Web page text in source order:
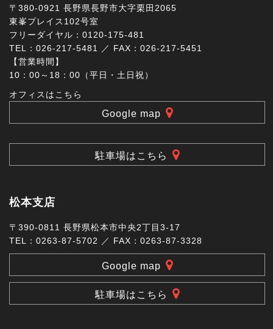
〒380-0921 長野県長野市大字栗田2065
東峯プレイス102号室
フリーダイヤル：0120-175-481
TEL：026-217-5481 ／ FAX：026-217-5451
【営業時間】
10：00～18：00（平日・土日祝）
オフィスはこちら
Google map
駐車場はこちら
松本支店
〒390-0811 長野県松本市中央2丁目3-17
TEL：0263-87-5702 ／ FAX：0263-87-3328
Google map
駐車場はこちら